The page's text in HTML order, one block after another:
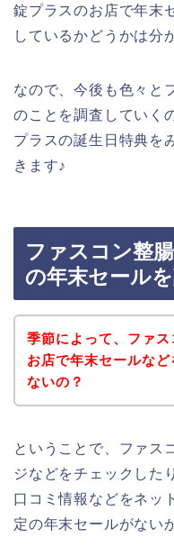
錠プラスのお店で年末
しているかどうかは分
なので、今後も色々と
のことを調査していく
プラスの誕生日特典を
きます♪
ファスコン整
の年末セール
季節によって、ファ
お店で年末セールな
ないの？
ということで、ファス
ジなどをチェックした
口コミ情報などをネッ
定の年末セールがない